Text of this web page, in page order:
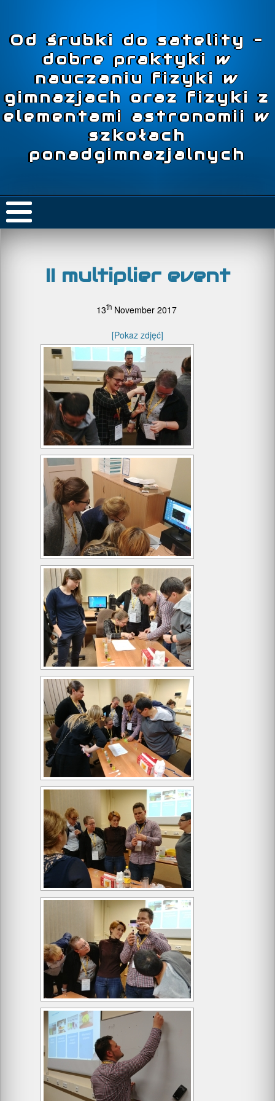
Od śrubki do satelity –
dobre praktyki w
nauczaniu fizyki w
gimnazjach oraz fizyki z
elementami astronomii w
szkołach
ponadgimnazjalnych
II multiplier event
13thNovember 2017
[Pokaz zdjęć]